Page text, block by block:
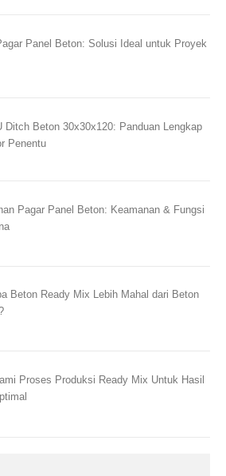
Panel Beton: Solusi Ideal untuk Proyek
Ditch Beton 30x30x120: Panduan Lengkap
Penentu
Pagar Panel Beton: Keamanan & Fungsi
Beton Ready Mix Lebih Mahal dari Beton
Proses Produksi Ready Mix Untuk Hasil